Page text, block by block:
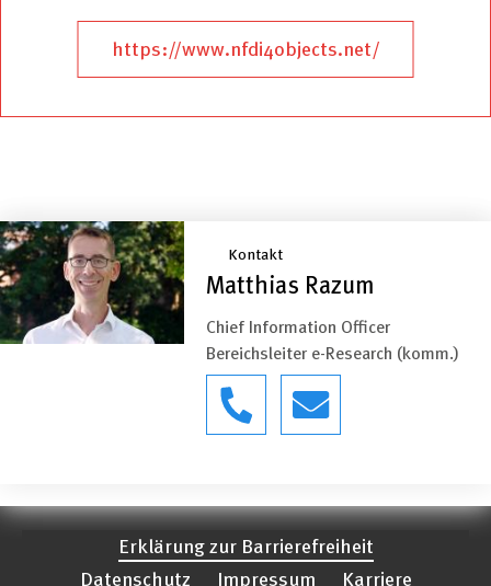
https://www.nfdi4objects.net/
Kontakt
Matthias Razum
Chief Information Officer
Bereichsleiter e-Research (komm.)
Erklärung zur Barrierefreiheit
Datenschutz
Impressum
Karriere